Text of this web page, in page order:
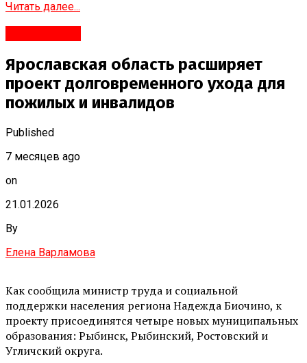
Читать далее...
Ярославская область расширяет
проект долговременного ухода для
пожилых и инвалидов
Published
7 месяцев ago
on
21.01.2026
By
Елена Варламова
Как сообщила министр труда и социальной
поддержки населения региона Надежда Биочино, к
проекту присоединятся четыре новых муниципальных
образования: Рыбинск, Рыбинский, Ростовский и
Угличский округа.